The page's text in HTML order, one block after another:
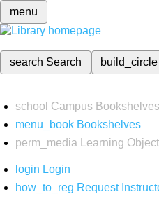
menu
search Search
school Campus Bookshelves
menu_book Bookshelves
perm_media
Learning
login Login
how_to_reg Request